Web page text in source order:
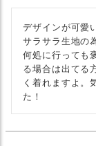
デザインが可愛
サラサラ生地の
何処に行っても
る場合は出てる
く着れますよ。
た！